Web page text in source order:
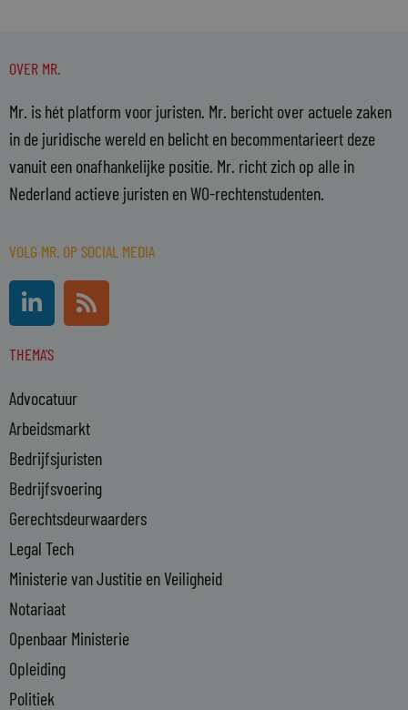
OVER MR.
Mr. is hét platform voor juristen. Mr. bericht over actuele zaken
in de juridische wereld en belicht en becommentarieert deze
vanuit een onafhankelijke positie. Mr. richt zich op alle in
Nederland actieve juristen en WO-rechtenstudenten.
VOLG MR. OP SOCIAL MEDIA
L
i
n
k
d
i
n
-
i
n
R
s
s
THEMA'S
Advocatuur
Arbeidsmarkt
Bedrijfsjuristen
Bedrijfsvoering
Gerechtsdeurwaarders
Legal Tech
Ministerie van Justitie en Veiligheid
Notariaat
Openbaar Ministerie
Opleiding
Politiek